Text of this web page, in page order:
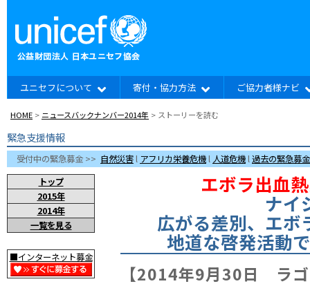
ユニセフについて 寄付・協力方法 ご協力者様ナビ
HOME > ニュースバックナンバー2014年 > ストーリーを読む
緊急支援情報
受付中の緊急募金 >> 自然災害l アフリカ栄養危機l 人道危機l過去の緊急募
トップ
2015年
2014年
一覧を見る
■インターネット募金
エボラ出血
ナイ
広がる差別、エボ
地道な啓発活動
【2014年9月30日 ラ